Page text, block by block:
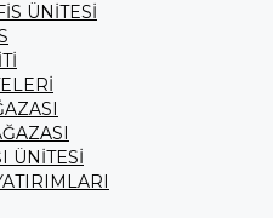
ÜNİTESİ
ÜNİTESİ